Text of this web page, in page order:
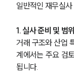
일반적인 재무실
1. 실사 준비 및 범
거래 구조와 산업
계에서는 주요 검
됩니다.